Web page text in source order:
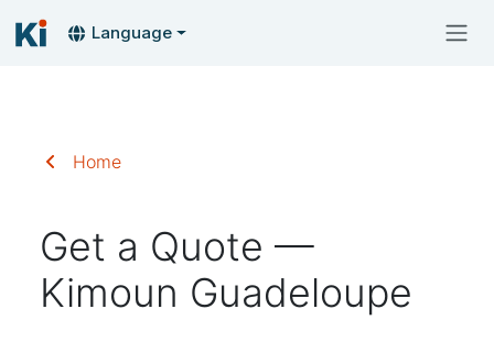
Language
Home
Get a Quote —
Kimoun Guadeloupe